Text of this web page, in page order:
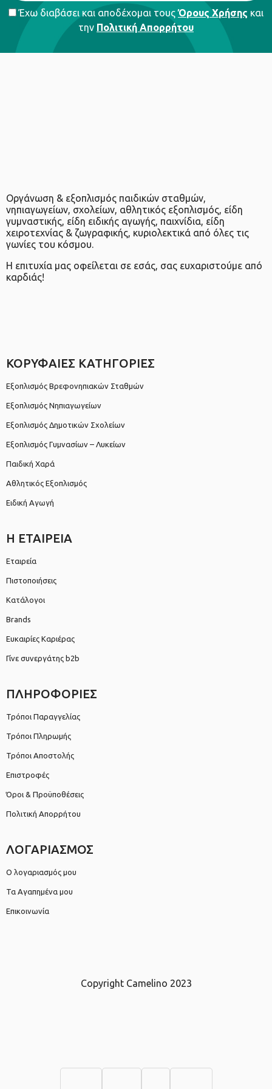
προμηθευτείτε τα καλύτερα ξύλινα βρεφικά παιχνίδια της
αγοράς, αποκλειστικά από το Camelino.
Έχω διαβάσει και αποδέχομαι τουςΌρους Χρήσης και
την Πολιτική Απορρήτου
Οργάνωση & εξοπλισμός παιδικών σταθμών,
νηπιαγωγείων, σχολείων, αθλητικός εξοπλισμός, είδη
γυμναστικής, είδη ειδικής αγωγής, παιχνίδια, είδη
χειροτεχνίας & ζωγραφικής, κυριολεκτικά από όλες τις
γωνίες του κόσμου.
Η επιτυχία μας οφείλεται σε εσάς, σας ευχαριστούμε από
καρδιάς!
ΚΟΡΥΦΑΙΕΣ ΚΑΤΗΓΟΡΙΕΣ
Εξοπλισμός Βρεφονηπιακών Σταθμών
Εξοπλισμός Νηπιαγωγείων
Εξοπλισμός Δημοτικών Σχολείων
Εξοπλισμός Γυμνασίων – Λυκείων
Παιδική Χαρά
Αθλητικός Εξοπλισμός
Ειδική Αγωγή
Η ΕΤΑΙΡΕΙΑ
Εταιρεία
Πιστοποιήσεις
Κατάλογοι
Brands
Ευκαιρίες Καριέρας
Γίνε συνεργάτης b2b
ΠΛΗΡΟΦΟΡΙΕΣ
Τρόποι Παραγγελίας
Τρόποι Πληρωμής
Τρόποι Αποστολής
Επιστροφές
Όροι & Προϋποθέσεις
Πολιτική Απορρήτου
ΛΟΓΑΡΙΑΣΜΟΣ
Ο λογαριασμός μου
Τα Αγαπημένα μου
Επικοινωνία
Copyright Camelino 2023